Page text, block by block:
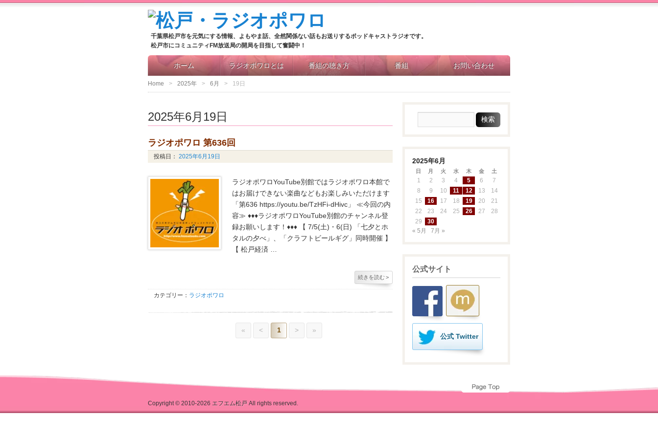
千葉県松戸市を元気にする情報、よもやま話、全然関係ない話もお送りするポッドキャストラジオです。
松戸市にコミュニティFM放送局の開局を目指して奮闘中！
ホーム ラジオポワロとは 番組の聴き方 番組 お問い合わせ
Home 2025年 6月 19日
2025年6月19日
ラジオポワロ 第636回
投稿日： 2025年6月19日
ラジオポワロYouTube別館ではラジオポワロ本館で
はお届けできない楽曲などもお楽しみいただけます
「第636 https://youtu.be/TzHFi-dHivc」 ≪今回の内
容≫ ♦♦♦ラジオポワロYouTube別館のチャンネル登
録お願いします！♦♦♦ 【 7/5(土)・6(日) 「七夕とホ
タルの夕べ」、「クラフトビールギグ」同時開催 】
【 松戸経済 …
続きを読む >
カテゴリー： ラジオポワロ
« < 1 > »
2025年6月
日 月 火 水 木 金 土
1 2 3 4 5 6
7
8
9 10 11 12 13
14
15
16 17 18 19 20
21
22
23 24 25 26 27
28
29
30
« 5月
7月 »
公式サイト
公式 Twitter
Copyright © 2010-2026 エフエム松戸 All rights reserved.